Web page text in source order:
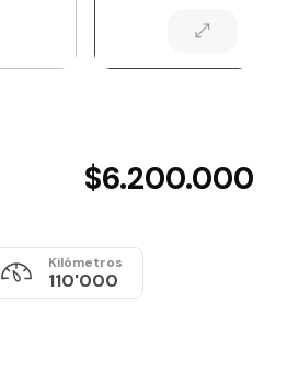
$6.200.000
Kilómetros
110'000